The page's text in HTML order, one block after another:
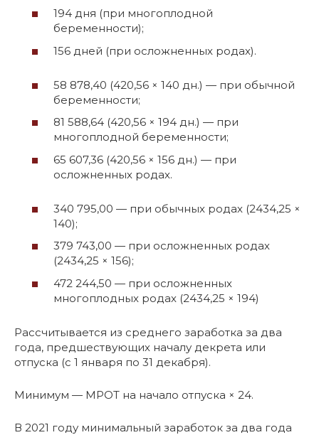
194 дня (при многоплодной
беременности);
156 дней (при осложненных родах).
58 878,40 (420,56 × 140 дн.) — при обычной
беременности;
81 588,64 (420,56 × 194 дн.) — при
многоплодной беременности;
65 607,36 (420,56 × 156 дн.) — при
осложненных родах.
340 795,00 — при обычных родах (2434,25 ×
140);
379 743,00 — при осложненных родах
(2434,25 × 156);
472 244,50 — при осложненных
многоплодных родах (2434,25 × 194)
Рассчитывается из среднего заработка за два
года, предшествующих началу декрета или
отпуска (с 1 января по 31 декабря).
Минимум — МРОТ на начало отпуска × 24.
В 2021 году минимальный заработок за два года